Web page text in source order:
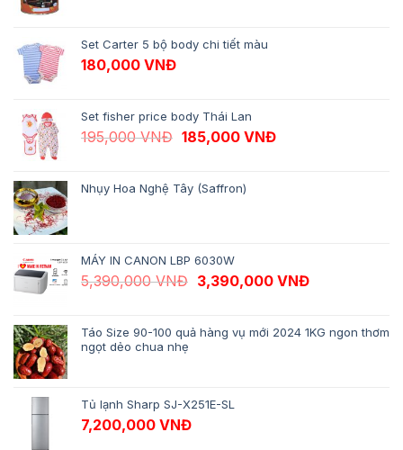
Set Carter 5 bộ body chi tiết màu
180,000 VNĐ
Set fisher price body Thái Lan
195,000VNĐ Giá gốc là: 195,000 VNĐ.
185,000 VNĐGiá hiện tại là:
Nhụy Hoa Nghệ Tây (Saffron)
MÁY IN CANON LBP 6030W
5,390,000VNĐ Giá gốc là: 5,390,000 VNĐ.
3,390,000 VNĐGiá hiện tại
Táo Size 90-100 quả hàng vụ mới 2024 1KG ngon thơm
ngọt dẻo chua nhẹ
Tủ lạnh Sharp SJ-X251E-SL
7,200,000 VNĐ